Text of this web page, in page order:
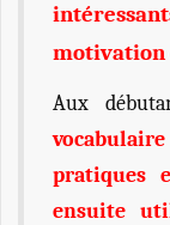
Aux
pratiques
ensuite